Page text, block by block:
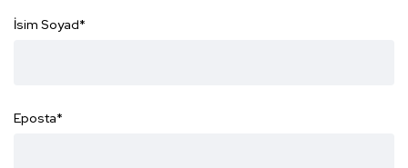
İsim Soyad*
Eposta*